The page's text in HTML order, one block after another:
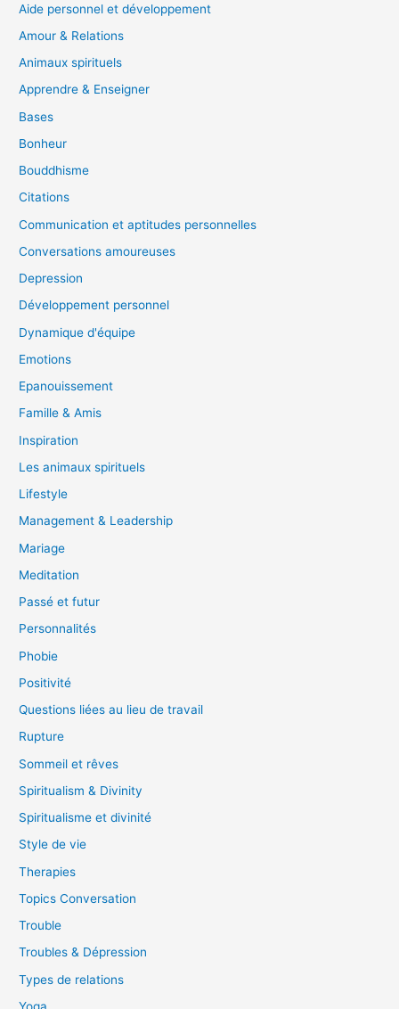
Aide personnel et développement
Amour & Relations
Animaux spirituels
Apprendre & Enseigner
Bases
Bonheur
Bouddhisme
Citations
Communication et aptitudes personnelles
Conversations amoureuses
Depression
Développement personnel
Dynamique d'équipe
Emotions
Epanouissement
Famille & Amis
Inspiration
Les animaux spirituels
Lifestyle
Management & Leadership
Mariage
Meditation
Passé et futur
Personnalités
Phobie
Positivité
Questions liées au lieu de travail
Rupture
Sommeil et rêves
Spiritualism & Divinity
Spiritualisme et divinité
Style de vie
Therapies
Topics Conversation
Trouble
Troubles & Dépression
Types de relations